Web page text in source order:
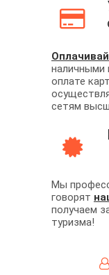
наличными
оплате
сетям
Мы
говорят
получаем
туризма!